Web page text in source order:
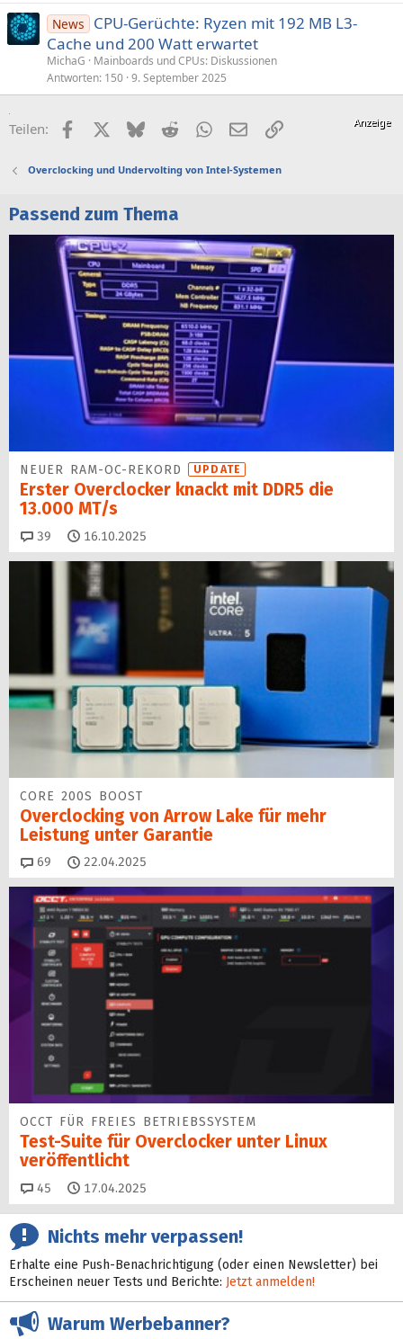
News
CPU-Gerüchte: Ryzen mit 192 MB L3-
Cache und 200 Watt erwartet
MichaG
Mainboards und CPUs: Diskussionen
Antworten 150 9. September 2025
Teilen: FacebookX (Twitter)
BlueskyRedditWhatsApp
E-MailLink
Overclocking und Undervolting von Intel-Systemen
Passend zum Thema
NEUER RAM-OC-REKORD UPDATE
Erster Overclocker knackt mit DDR5 die
13.000 MT/s
39 Kommentare
16.10.2025
CORE 200S BOOST
Overclocking von Arrow Lake für mehr
Leistung unter Garantie
69 Kommentare
22.04.2025
OCCT FÜR FREIES BETRIEBSSYSTEM
Test-Suite für Overclocker unter Linux
veröffentlicht
45 Kommentare
17.04.2025
Nichts mehr verpassen!
Erhalte eine Push-Benachrichtigung (oder einen Newsletter) bei
Erscheinen neuer Tests und Berichte: Jetzt anmelden!
Warum Werbebanner?